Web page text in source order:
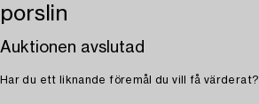
porslin
Auktionen avslutad
Har du ett liknande föremål du vill få värderat?